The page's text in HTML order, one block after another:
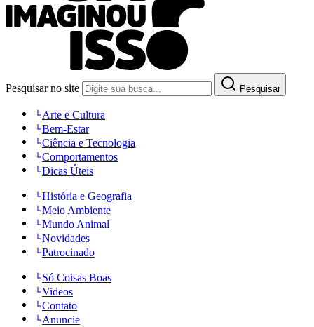
Pesquisar no site Pesquisar
Arte e Cultura
Bem-Estar
Ciência e Tecnologia
Comportamentos
Dicas Úteis
História e Geografia
Meio Ambiente
Mundo Animal
Novidades
Patrocinado
Só Coisas Boas
Videos
Contato
Anuncie